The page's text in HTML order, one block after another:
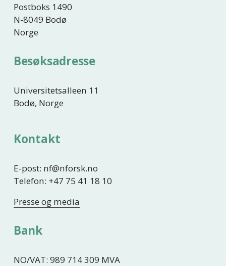
Postboks 1490
N-8049 Bodø
Norge
Besøksadresse
Universitetsalleen 11
Bodø, Norge
Kontakt
E-post: nf@nforsk.no
Telefon: +47 75 41 18 10
Presse og media
Bank
NO/VAT: 989 714 309 MVA